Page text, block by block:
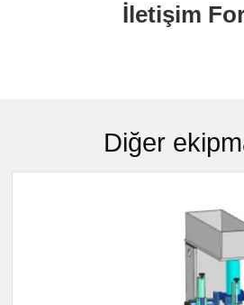
İletişim
Diğer